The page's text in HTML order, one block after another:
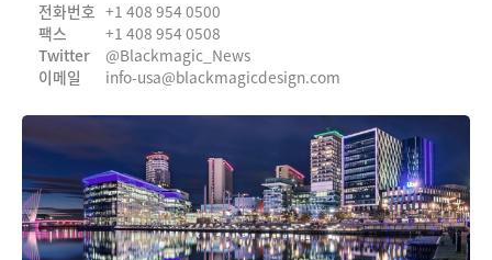
Turkey
UAE
United Kingdom
United States
전화번호
팩스
Twitter
이메일
+1 408 954 0500
+1 408 954 0508
@Blackmagic_News
info-usa@blackmagicdesign.com